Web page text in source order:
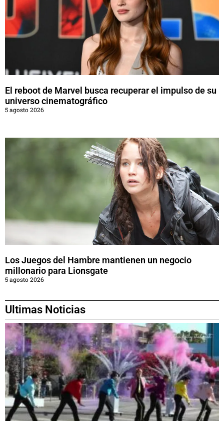
El reboot de Marvel busca recuperar el impulso de su
universo cinematográfico
5 agosto 2026
Los Juegos del Hambre mantienen un negocio
millonario para Lionsgate
5 agosto 2026
Ultimas Noticias